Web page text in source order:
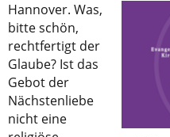
Hannover. Was,
bitte schön,
rechtfertigt der
Glaube? Ist das
Gebot der
Nächstenliebe
nicht eine